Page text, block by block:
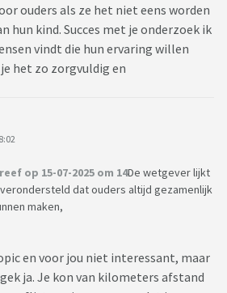
ouders als ze het niet eens worden
hun kind. Succes met je onderzoek ik
vindt die hun ervaring willen
het zo zorgvuldig en
op 15-07-2025 om 14De wetgever lijkt
dat ouders altijd gezamenlijk
maken,
en voor jou niet interessant, maar
ja. Je kon van kilometers afstand